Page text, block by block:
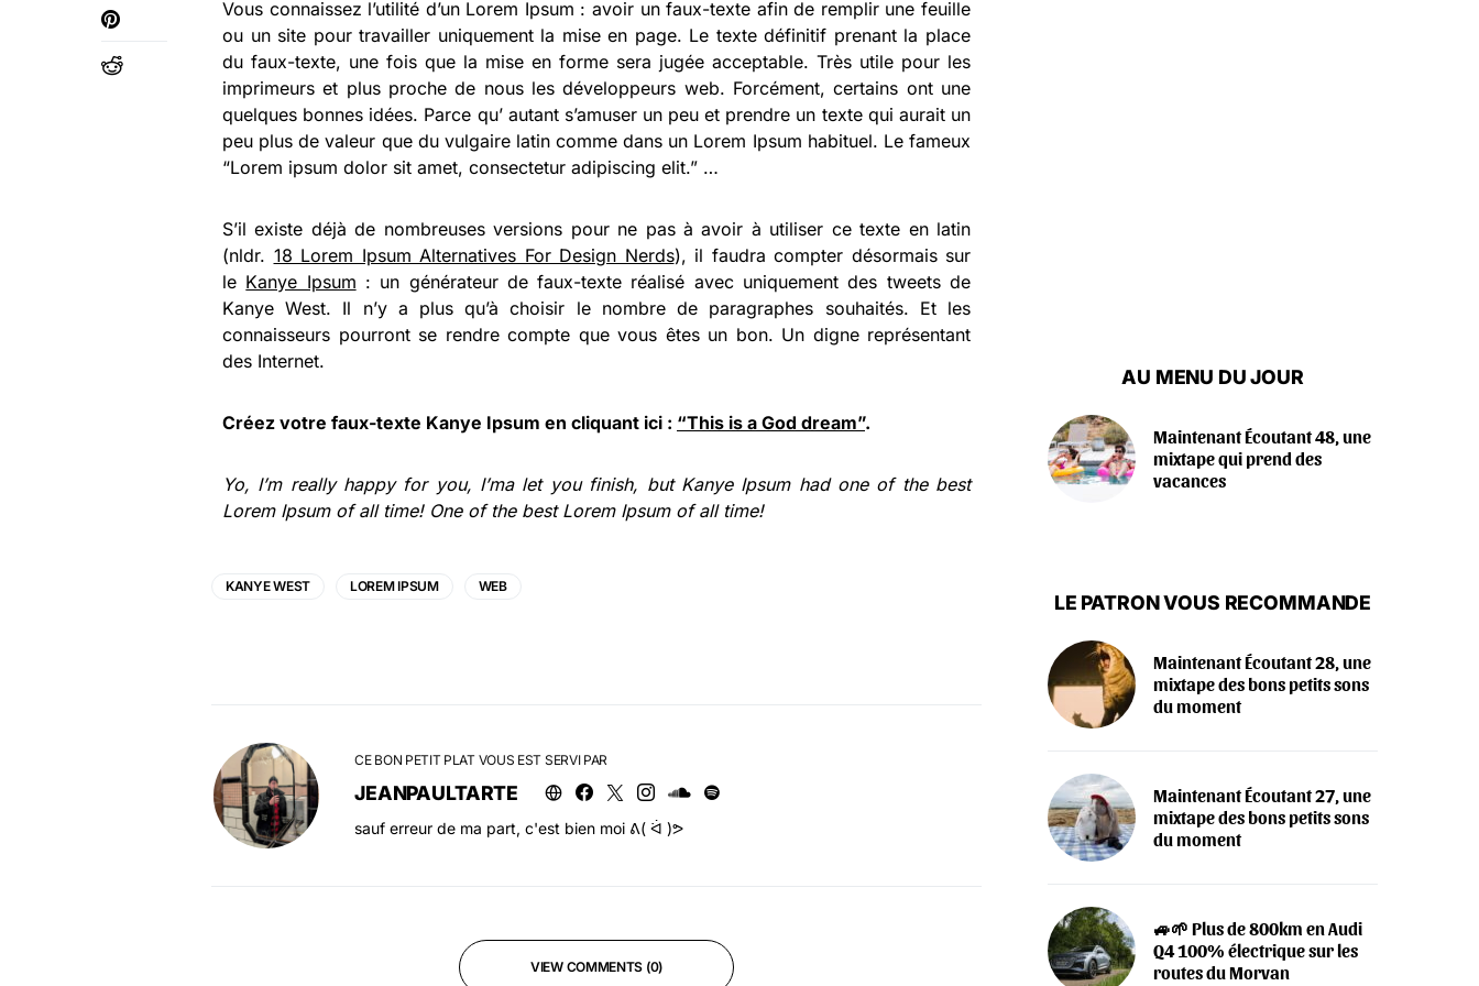
Vous connaissez l’utilité d’un Lorem Ipsum : avoir un faux-texte afin de remplir une feuille
ou un site pour travailler uniquement la mise en page. Le texte définitif prenant la place
du faux-texte, une fois que la mise en forme sera jugée acceptable. Très utile pour les
imprimeurs et plus proche de nous les développeurs web. Forcément, certains ont une
quelques bonnes idées. Parce qu’ autant s’amuser un peu et prendre un texte qui aurait un
peu plus de valeur que du vulgaire latin comme dans un Lorem Ipsum habituel. Le fameux
“Lorem ipsum dolor sit amet, consectetur adipiscing elit.” …
S’il existe déjà de nombreuses versions pour ne pas à avoir à utiliser ce texte en latin
(nldr. 18 Lorem Ipsum Alternatives For Design Nerds), il faudra compter désormais sur
le Kanye Ipsum : un générateur de faux-texte réalisé avec uniquement des tweets de
Kanye West. Il n’y a plus qu’à choisir le nombre de paragraphes souhaités. Et les
connaisseurs pourront se rendre compte que vous êtes un bon. Un digne représentant
des Internet.
Créez votre faux-texte Kanye Ipsum en cliquant ici : “This is a God dream”.
Yo, I’m really happy for you, I’ma let you finish, but Kanye Ipsum had one of the best
Lorem Ipsum of all time! One of the best Lorem Ipsum of all time!
KANYE WEST LOREM IPSUM WEB
CE BON PETIT PLAT VOUS EST SERVI PAR
JEANPAULTARTE
sauf erreur de ma part, c'est bien moi ᕕ( ᐛ )ᕗ
VIEW COMMENTS (0)
AU MENU DU JOUR
Maintenant Écoutant 48, une
mixtape qui prend des
vacances
LE PATRON VOUS RECOMMANDE
Maintenant Écoutant 28, une
mixtape des bons petits sons
du moment
Maintenant Écoutant 27, une
mixtape des bons petits sons
du moment
🚙🌱 Plus de 800km en Audi
Q4 100% électrique sur les
routes du Morvan